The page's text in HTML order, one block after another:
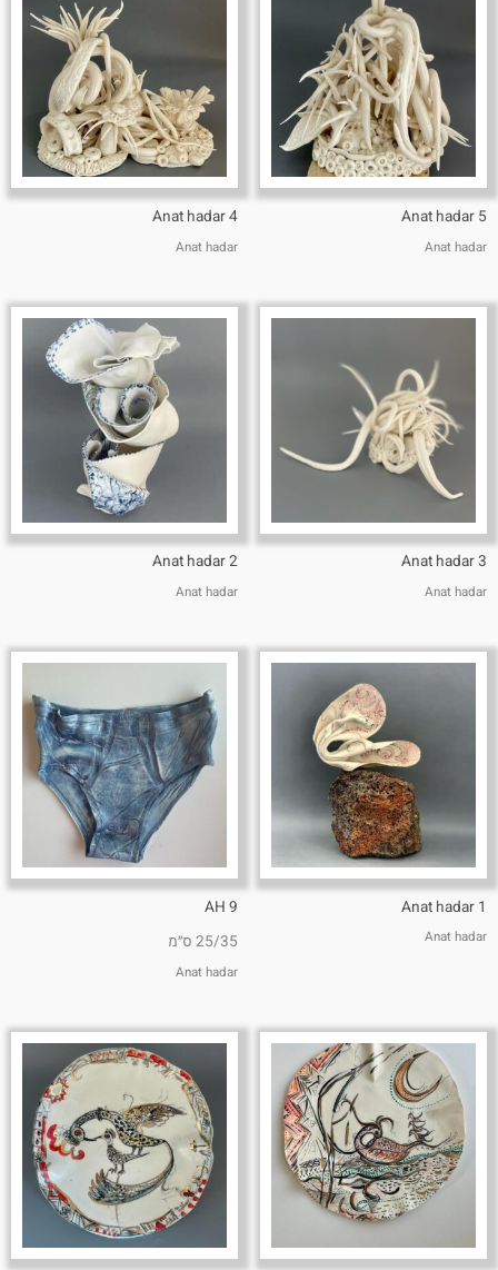
Anat hadar 5
Anat hadar
Anat hadar 4
Anat hadar
Anat hadar 3
Anat hadar
Anat hadar 2
Anat hadar
Anat hadar 1
Anat hadar
AH 9
25/35 ס״מ
Anat hadar